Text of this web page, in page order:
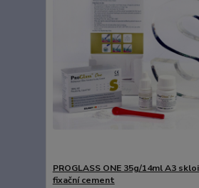
PROGLASS ONE 35g/14ml A3
fixační cement